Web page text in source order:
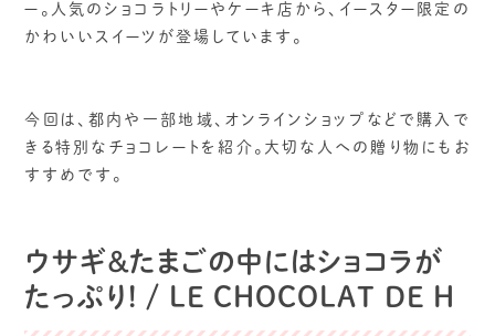
ー。人気のショコラトリーやケーキ店から、イースター限定の
かわいいスイーツが登場しています。
今回は、都内や一部地域、オンラインショップなどで購入で
きる特別なチョコレートを紹介。大切な人への贈り物にもお
すすめです。
ウサギ＆たまごの中にはショコラが
たっぷり! / LE CHOCOLAT DE H